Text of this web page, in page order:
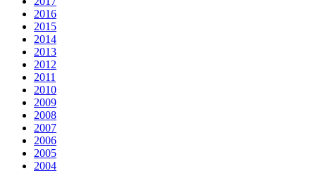
2016
2015
2014
2013
2012
2011
2010
2009
2008
2007
2006
2005
2004